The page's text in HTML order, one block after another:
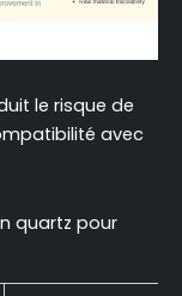
le risque de
avec
quartz pour